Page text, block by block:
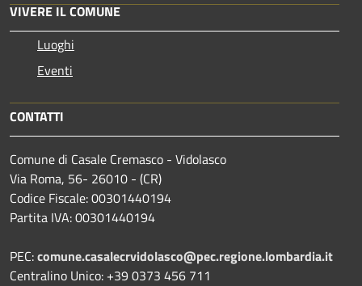
VIVERE IL COMUNE
Luoghi
Eventi
CONTATTI
Comune di Casale Cremasco - Vidolasco
Via Roma, 56- 26010 - (CR)
Codice Fiscale: 00301440194
Partita IVA: 00301440194
PEC:comune.casalecrvidolasco@pec.regione.lombardia.it
Centralino Unico: +39 0373 456 711